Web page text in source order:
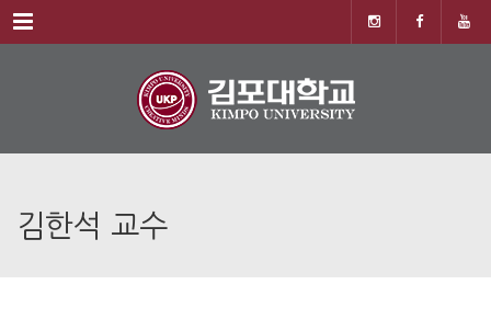
Menu
김한석 교수